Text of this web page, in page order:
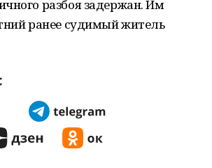
разбоя задержан. Им
ранее судимый житель